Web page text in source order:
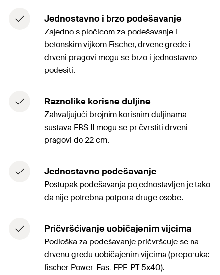
Jednostavno i brzo podešavanje
Zajedno s pločicom za podešavanje i
betonskim vijkom Fischer, drvene grede i
drveni pragovi mogu se brzo i jednostavno
podesiti.
Raznolike korisne duljine
Zahvaljujući brojnim korisnim duljinama
sustava FBS II mogu se pričvrstiti drveni
pragovi do 22 cm.
Jednostavno podešavanje
Postupak podešavanja pojednostavljen je tako
da nije potrebna potpora druge osobe.
Pričvršćivanje uobičajenim vijcima
Podloška za podešavanje pričvršćuje se na
drvenu gredu uobičajenim vijcima (preporuka:
fischer Power-Fast FPF-PT 5x40).